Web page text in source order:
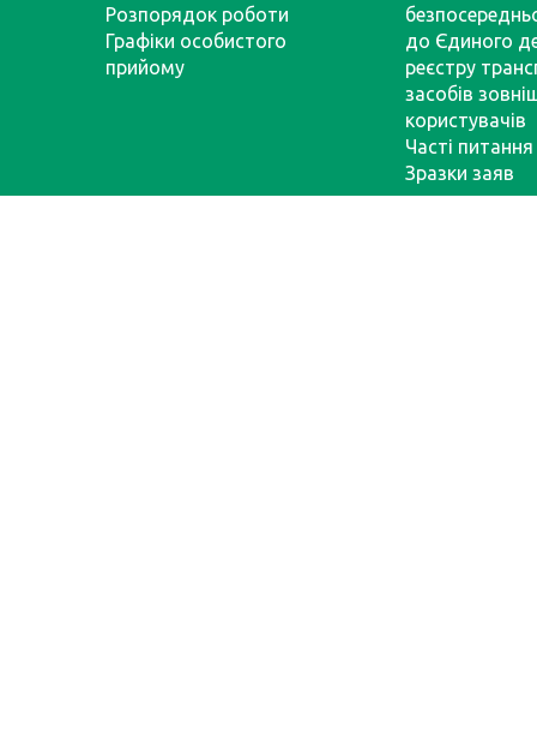
Розпорядок роботи
Графіки особистого
прийому
до Єдиного
реєстру
засобів
користувачів
Часті питання
Зразки заяв